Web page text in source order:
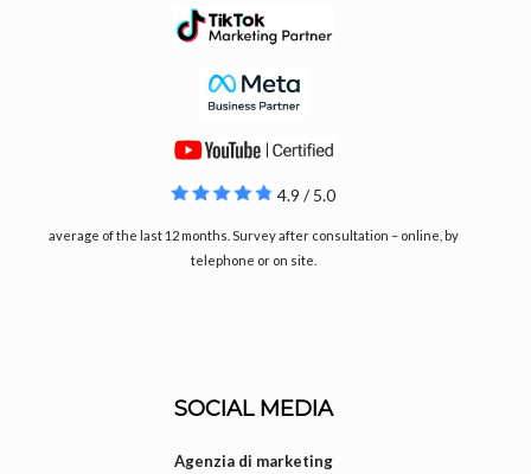
4.9 / 5.0
average of the last 12 months. Survey after consultation – online, by
telephone or on site.
SOCIAL MEDIA
Agenzia di marketing